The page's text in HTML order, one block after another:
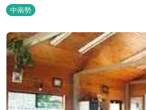
わず楽しめます。 食器・調理器具の揃った
能なシャワールームなど充実の設備で快適
用いただけます(１棟につき１時間)
中南勢